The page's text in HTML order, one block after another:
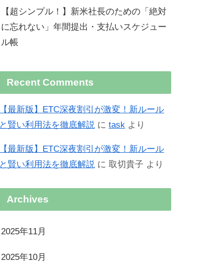
【超シンプル！】新米社長のための「絶対
に忘れない」年間提出・支払いスケジュー
ル帳
Recent Comments
【最新版】ETC深夜割引が激変！新ルール
と賢い利用法を徹底解説 に task より
【最新版】ETC深夜割引が激変！新ルール
と賢い利用法を徹底解説 に 取切貴子 より
Archives
2025年11月
2025年10月